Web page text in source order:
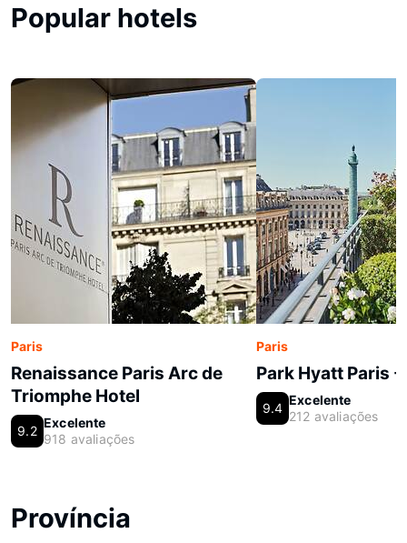
Popular hotels
Paris
Renaissance Paris Arc de
Triomphe Hotel
9.2
Excelente
918 avaliações
Paris
Park Hyatt Paris -
9.4
Excelente
212 avaliações
Província